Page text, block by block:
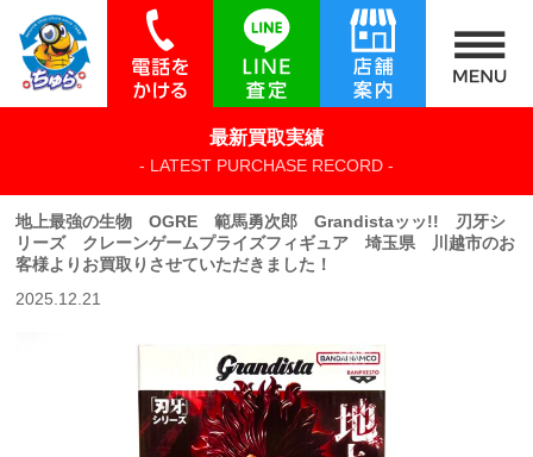
最新買取実績
- LATEST PURCHASE RECORD -
地上最強の生物 OGRE 範馬勇次郎 Grandistaッッ!! 刃牙シ
リーズ クレーンゲームプライズフィギュア 埼玉県 川越市のお
客様よりお買取りさせていただきました！
2025.12.21